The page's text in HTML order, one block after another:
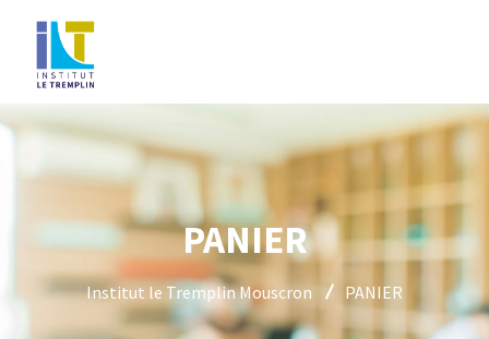
PANIER
Institut le Tremplin Mouscron PANIER